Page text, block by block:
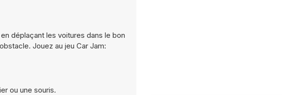
déplaçant les voitures dans le bon
Jouez au jeu Car Jam:
ou une souris.